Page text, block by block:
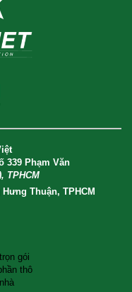
339 Phạm Văn
TPHCM
Thuận, TPHCM
gói
thô